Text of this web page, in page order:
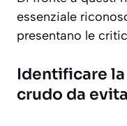
essenziale
presentano le
Identificare
crudo da